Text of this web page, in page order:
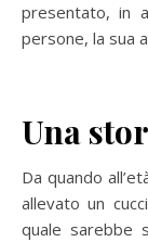
presentato, in
persone, la sua
Una
Da quando
allevato un
quale sarebbe